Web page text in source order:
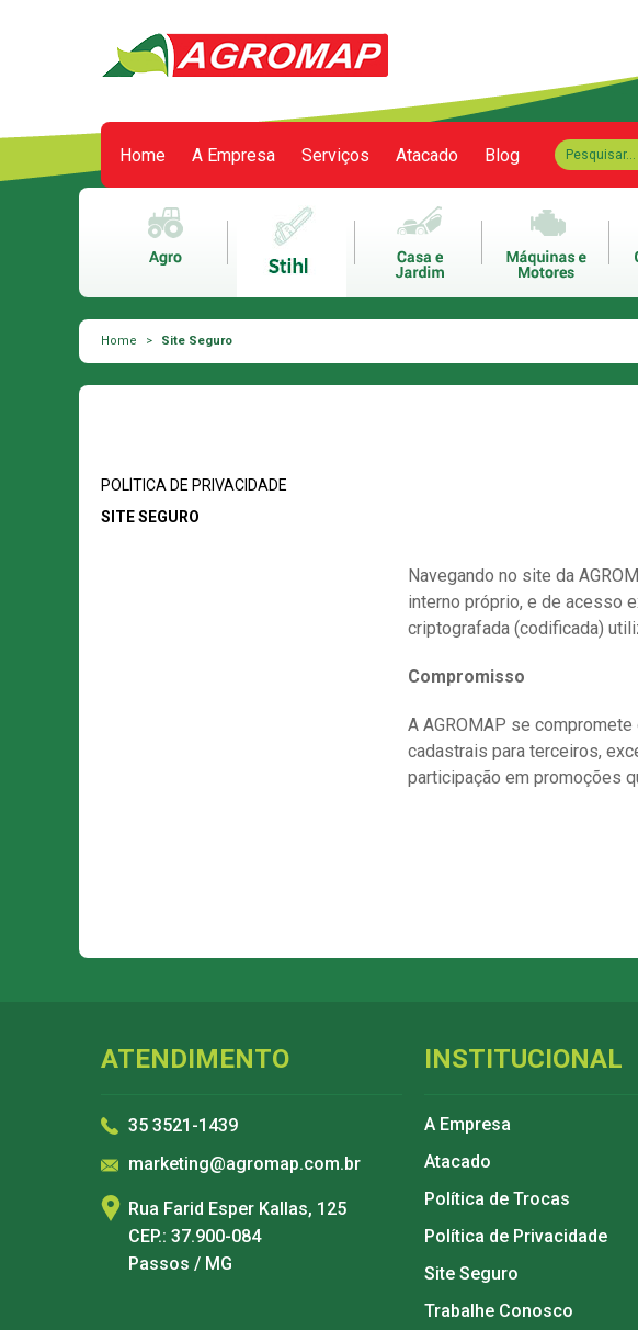
Home A Empresa Serviços Atacado Blog
Home > Site Seguro
POLÍTICA DE PRIVACIDADE
SITE SEGURO
Navegando no site da
interno próprio, e de acesso
criptografada (codificada)
Compromisso
A AGROMAP se
cadastrais para terceiros,
participação em promoções
ATENDIMENTO
35 3521-1439
marketing@agromap.com.br
Rua Farid Esper Kallas, 125
CEP.: 37.900-084
Passos / MG
INSTITUCIONAL
A Empresa
Atacado
Política de Trocas
Política de Privacidade
Site Seguro
Trabalhe Conosco